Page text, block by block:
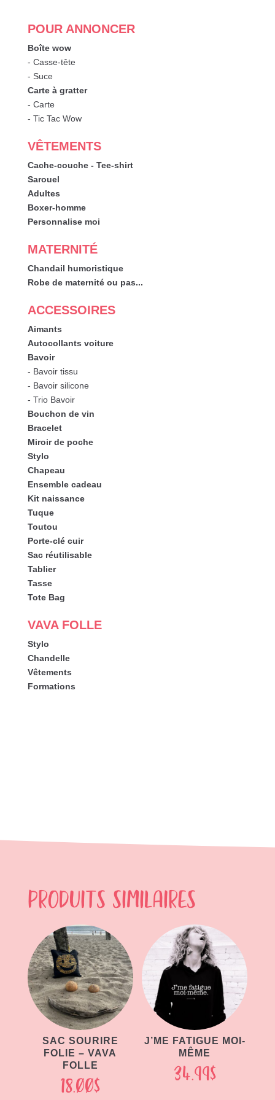
POUR ANNONCER
Boîte wow
- Casse-tête
- Suce
Carte à gratter
- Carte
- Tic Tac Wow
VÊTEMENTS
Cache-couche - Tee-shirt
Sarouel
Adultes
Boxer-homme
Personnalise moi
MATERNITÉ
Chandail humoristique
Robe de maternité ou pas...
ACCESSOIRES
Aimants
Autocollants voiture
Bavoir
- Bavoir tissu
- Bavoir silicone
- Trio Bavoir
Bouchon de vin
Bracelet
Miroir de poche
Stylo
Chapeau
Ensemble cadeau
Kit naissance
Tuque
Toutou
Porte-clé cuir
Sac réutilisable
Tablier
Tasse
Tote Bag
VAVA FOLLE
Stylo
Chandelle
Vêtements
Formations
Produits similaires
SAC SOURIRE
FOLIE – VAVA
FOLLE
18.00$
J’ME FATIGUE MOI-
MÊME
34.99$